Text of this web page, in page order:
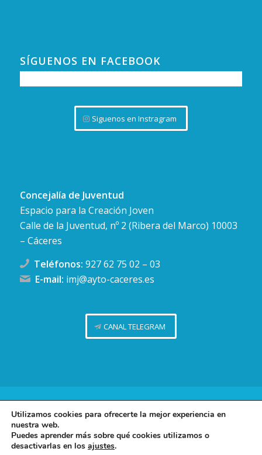
SÍGUENOS EN FACEBOOK
Siguenos en Instragram
Concejalía de Juventud
Espacio para la Creación Joven
Calle de la Juventud, nº 2 (Ribera del Marco) 10003
– Cáceres
Teléfonos: 927 62 75 02 – 03
E-mail: imj@ayto-caceres.es
CANAL TELEGRAM
Concejalía de Juventud (Ayuntamiento de Cáceres)
Facebook
TwitterTelegram
Política de privacidad
Política de cookies
Utilizamos cookies para ofrecerte la mejor experiencia en
nuestra web.
Puedes aprender más sobre qué cookies utilizamos o
desactivarlas en los ajustes.